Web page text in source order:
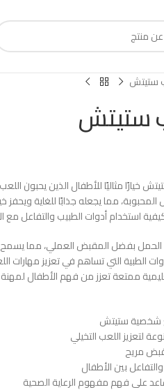
ستيتش
ستيتش
خيارًا مثاليًا للأطفال الذين يحبون
مما يجعله جذابًا للغاية ويحفز
استخدام أدوات الطبيب والتفاعل مع
الحمل بفضل المقبض العملي، مما
الطبية التي تساهم في تعزيز مهارات
ممتعة تعزز من فهم الأطفال
شخصية ستيتش
لتعزيز اللعب التخيلي
مريح
بين الأطفال
على فهم مفهوم الرعاية الصحية